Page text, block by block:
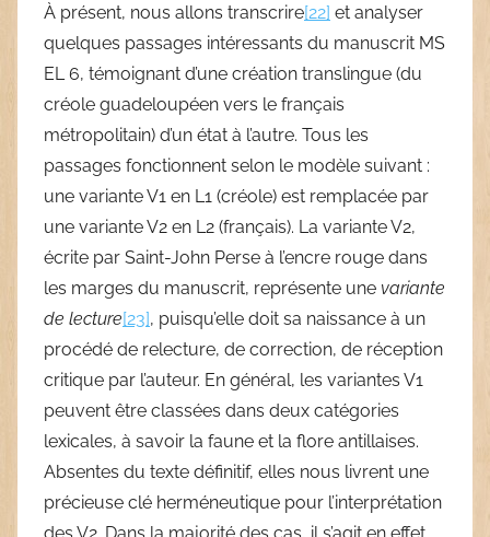
À présent, nous allons transcrire[22] et analyser
quelques passages intéressants du manuscrit MS
EL 6, témoignant d’une création translingue (du
créole guadeloupéen vers le français
métropolitain) d’un état à l’autre. Tous les
passages fonctionnent selon le modèle suivant :
une variante V1 en L1 (créole) est remplacée par
une variante V2 en L2 (français). La variante V2,
écrite par Saint-John Perse à l’encre rouge dans
les marges du manuscrit, représente une variante
de lecture[23], puisqu’elle doit sa naissance à un
procédé de relecture, de correction, de réception
critique par l’auteur. En général, les variantes V1
peuvent être classées dans deux catégories
lexicales, à savoir la faune et la flore antillaises.
Absentes du texte définitif, elles nous livrent une
précieuse clé herméneutique pour l’interprétation
des V2. Dans la majorité des cas, il s’agit en effet